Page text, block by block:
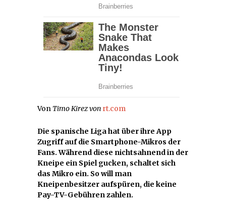
Von Timo Kirez von rt.com
Die spanische Liga hat über ihre App
Zugriff auf die Smartphone-Mikros der
Fans. Während diese nichtsahnend in der
Kneipe ein Spiel gucken, schaltet sich
das Mikro ein. So will man
Kneipenbesitzer aufspüren, die keine
Pay-TV-Gebühren zahlen.